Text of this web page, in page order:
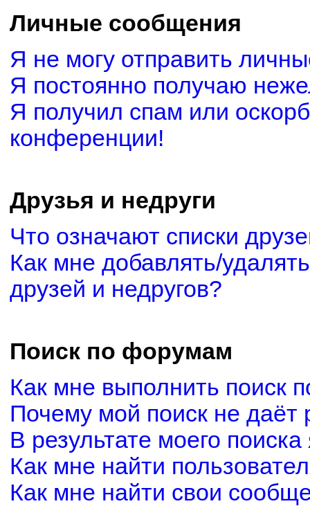
Личные сообщения
Я не могу отправить
Я постоянно получаю
Я получил спам или
конференции!
Друзья и недруги
Что означают списки
Как мне добавлять/
друзей и недругов?
Поиск по форумам
Как мне выполнить поиск
Почему мой поиск не даёт
В результате моего
Как мне найти
Как мне найти свои